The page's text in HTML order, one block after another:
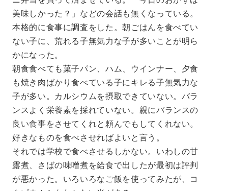
美味しかった？」などの会話も無くなっている。
本格的に食事に調査をした。朝ごはんを食べてい
ない子に、荒れる子無気力な子が多いことが明ら
かになった。
朝食食べても菓子パン、ハム、ウインナー、夕食
も焼き肉ばかり食べている子にキレる子無気力な
子が多い。カルシウムを摂取できていない。バラ
ンスよく栄養素を採れていない。親にバランスの
良い食事をさせてくれと頼んでもしてくれない。
好きなものを食べさせればよいと言う。
それでは学校で食べさせるしかない。いわしの甘
露煮、さばの味噌煮を給食で出したが最初は評判
が悪かった。いろいろなご飯を使ってみたが、コ